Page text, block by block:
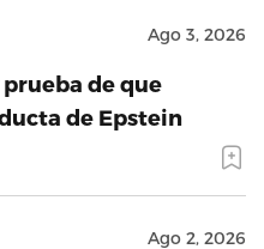
Ago 3, 2026
de que
de Epstein
Ago 2, 2026